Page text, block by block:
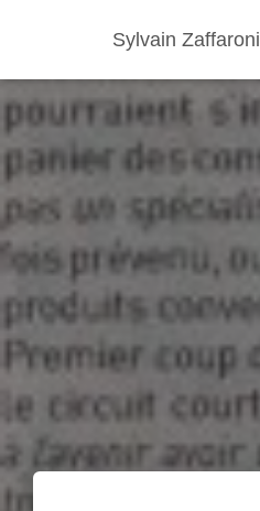
Sylvain Zaffaroni